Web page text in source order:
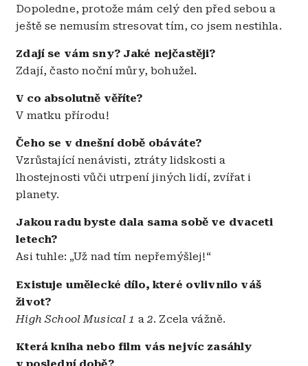
Dopoledne, protože mám celý den před sebou a
ještě se nemusím stresovat tím, co jsem nestihla.
Zdají se vám sny? Jaké nejčastěji?
Zdají, často noční můry, bohužel.
V co absolutně věříte?
V matku přírodu!
Čeho se v dnešní době obáváte?
Vzrůstající nenávisti, ztráty lidskosti a
lhostejnosti vůči utrpení jiných lidí, zvířat i
planety.
Jakou radu byste dala sama sobě ve dvaceti
letech?
Asi tuhle: „Už nad tím nepřemýšlej!“
Existuje umělecké dílo, které ovlivnilo váš
život?
High School Musical 1 a 2. Zcela vážně.
Která kniha nebo film vás nejvíc zasáhly